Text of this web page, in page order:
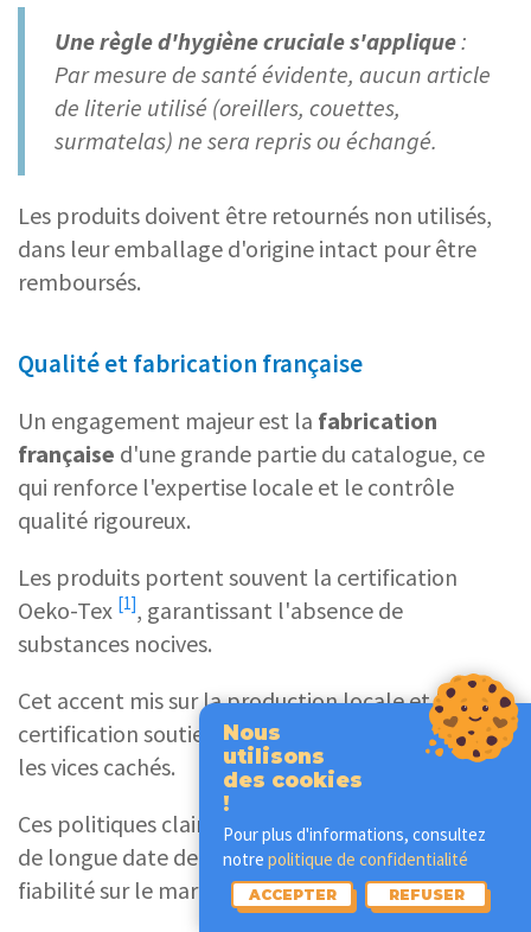
Une règle d'hygiène cruciale s'applique:
Par mesure de santé évidente, aucun article
de literie utilisé (oreillers, couettes,
surmatelas) ne sera repris ou échangé.
Les produits doivent être retournés non utilisés,
dans leur emballage d'origine intact pour être
remboursés.
Qualité et fabrication française
Un engagement majeur est la fabrication
française d'une grande partie du catalogue, ce
qui renforce l'expertise locale et le contrôle
qualité rigoureux.
Les produits portent souvent la certification
Oeko-Tex [1], garantissant l'absence de
substances nocives.
Cet accent mis sur la production locale et la
certification soutient les garanties légales contre
les vices cachés.
Ces politiques claires, combinées à la réputation
de longue date de la marque, témoignent de sa
fiabilité sur le marché français de la literie.
Nous
utilisons
des cookies
!
Pour plus d'informations, consultez
notre politique de confidentialité
ACCEPTER REFUSER